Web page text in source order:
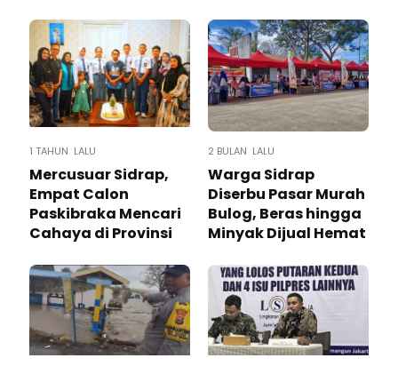
1 TAHUN LALU
Mercusuar Sidrap,
Empat Calon
Paskibraka Mencari
Cahaya di Provinsi
2 BULAN LALU
Warga Sidrap
Diserbu Pasar Murah
Bulog, Beras hingga
Minyak Dijual Hemat